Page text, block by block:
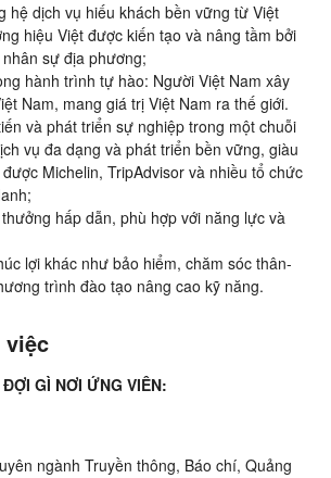
hệ dịch vụ hiếu khách bền vững từ Việt
hiệu Việt được kiến tạo và nâng tầm bởi
sự địa phương;
hành trình tự hào: Người Việt Nam xây
Nam, mang giá trị Việt Nam ra thế giới.
và phát triển sự nghiệp trong một chuỗi
vụ đa dạng và phát triển bền vững, giàu
Michelin, TripAdvisor và nhiều tổ chức
hấp dẫn, phù hợp với năng lực và
lợi khác như bảo hiểm, chăm sóc thân-
trình đào tạo nâng cao kỹ năng.
việc
GÌ NƠI ỨNG VIÊN:
ngành Truyền thông, Báo chí, Quảng